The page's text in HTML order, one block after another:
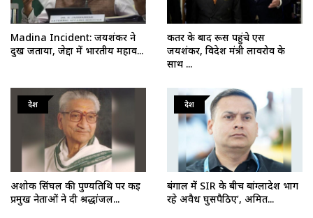
Madina Incident: जयशंकर ने
दुख जताया, जेद्दा में भारतीय महाव...
कतर के बाद रूस पहुंचे एस
जयशंकर, विदेश मंत्री लावरोव के
साथ ...
देश
अशोक सिंघल की पुण्यतिथि पर कई
प्रमुख नेताओं ने दी श्रद्धांजल...
देश
बंगाल में SIR के बीच बांग्लादेश भाग
रहे अवैध घुसपैठिए’, अमित...